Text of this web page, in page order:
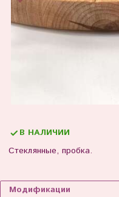
Стеклянные, пробка.
В НАЛИЧИИ
Модификации